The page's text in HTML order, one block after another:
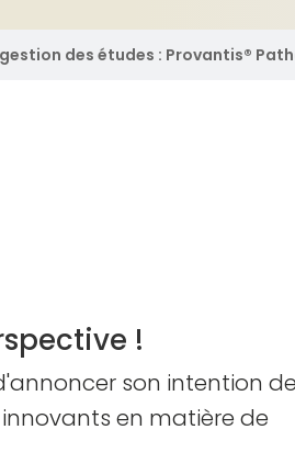
des études : Provantis®
!
son intention de
en matière de